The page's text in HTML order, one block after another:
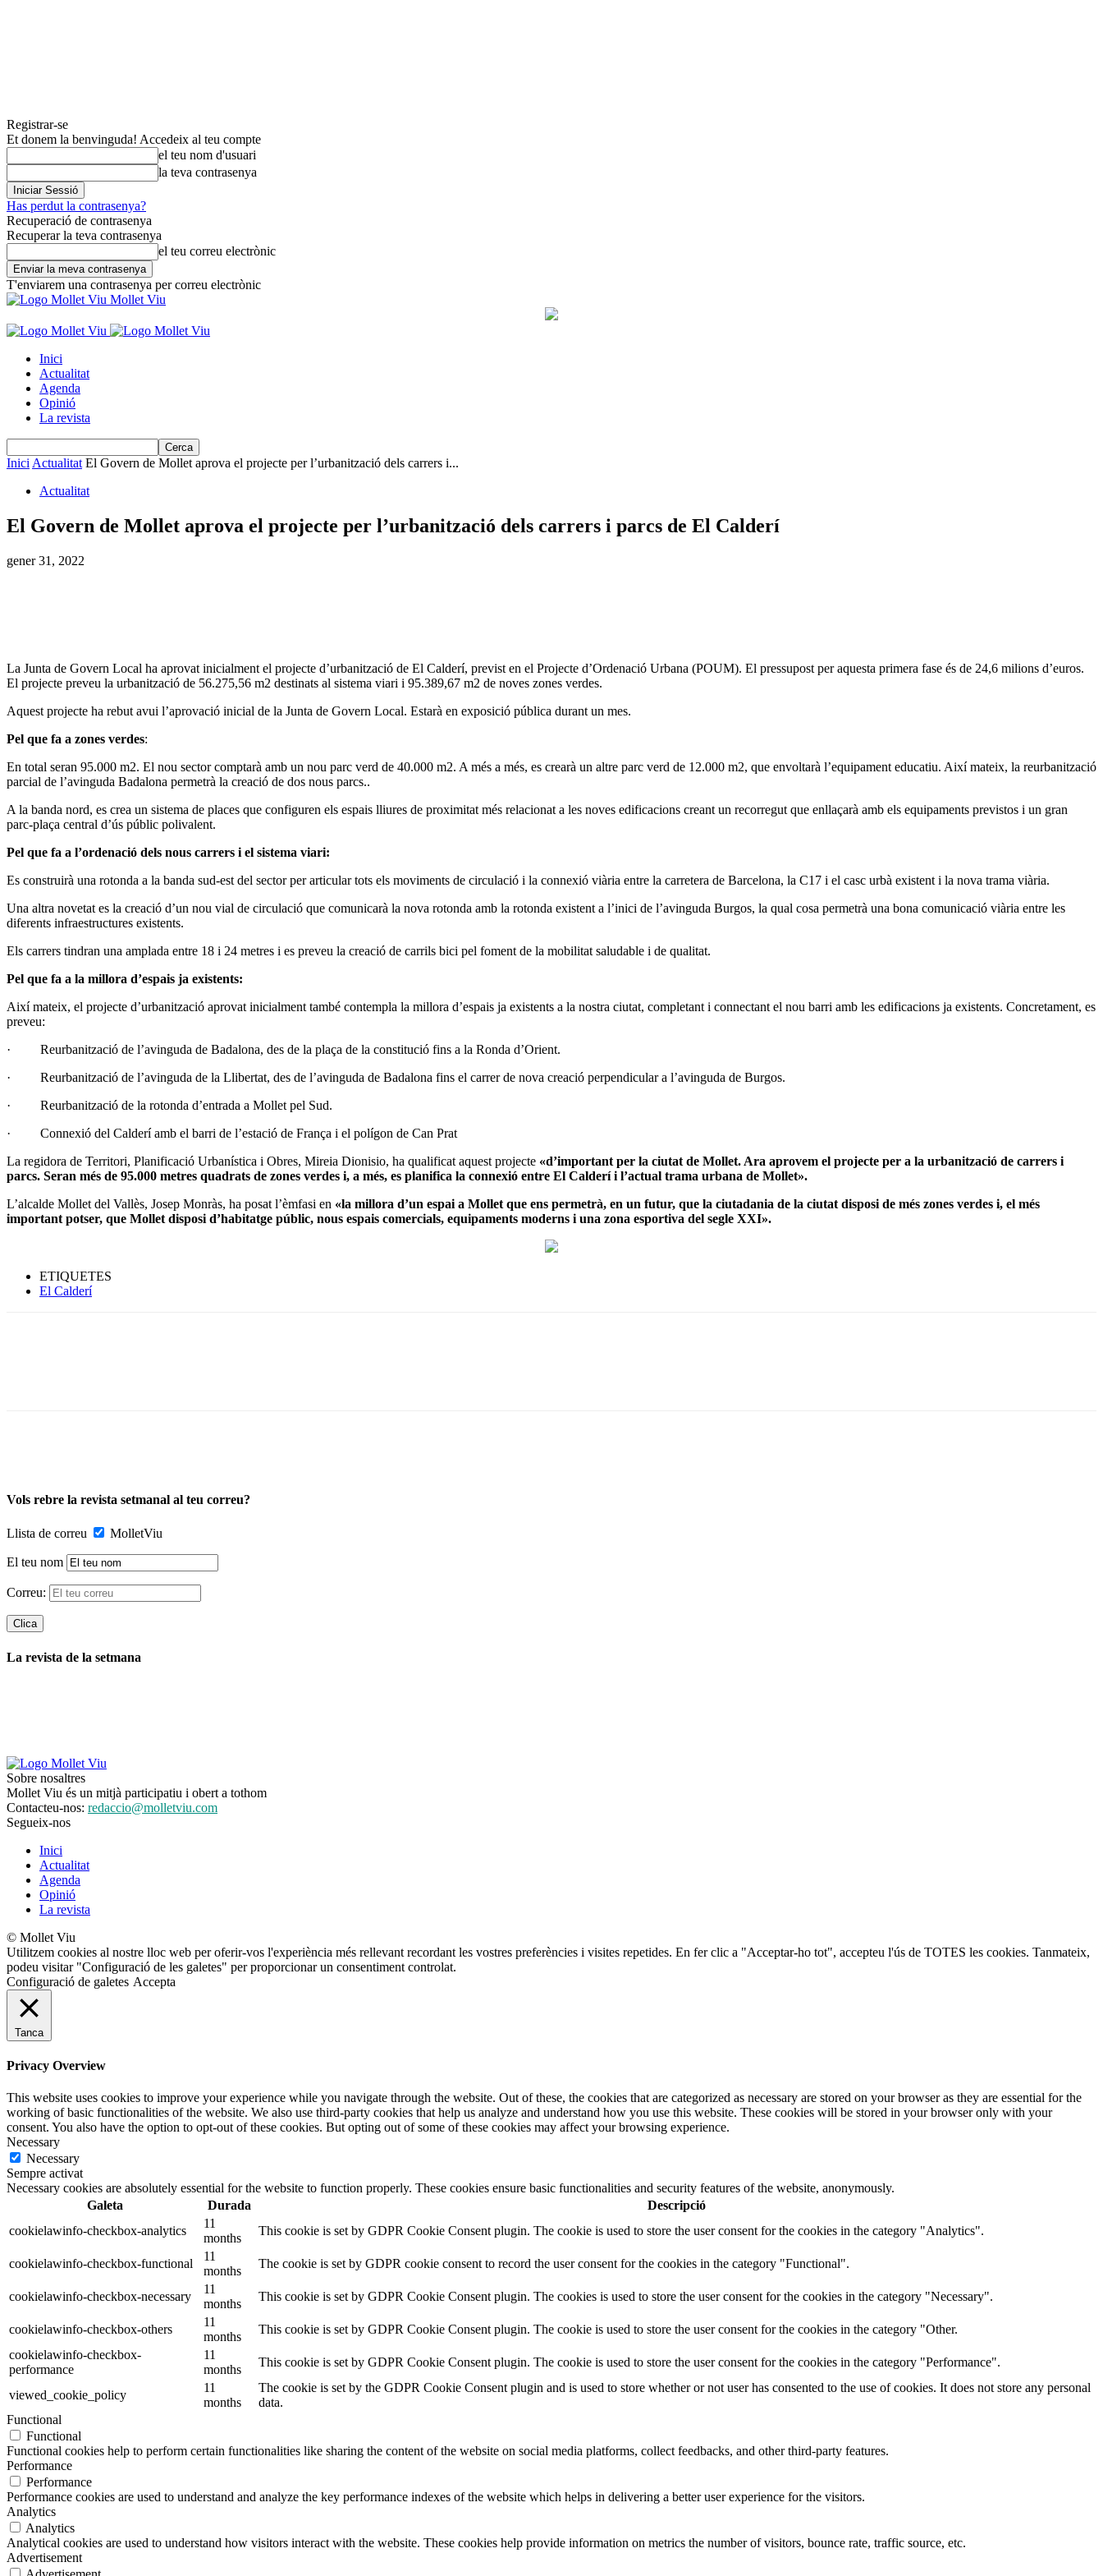
Registrar-se
Et donem la benvinguda! Accedeix al teu compte
el teu nom d'usuari
la teva contrasenya
Has perdut la contrasenya?
Recuperació de contrasenya
Recuperar la teva contrasenya
el teu correu electrònic
T'enviarem una contrasenya per correu electrònic
Mollet Viu
Inici
Actualitat
Agenda
Opinió
La revista
Inici Actualitat El Govern de Mollet aprova el projecte per l’urbanització dels carrers i...
Actualitat
El Govern de Mollet aprova el projecte per l’urbanització dels carrers i parcs de El Calderí
gener 31, 2022
La Junta de Govern Local ha aprovat inicialment el projecte d’urbanització de El Calderí, previst en el Projecte d’Ordenació Urbana (POUM). El pressupost per aquesta primera fase és de 24,6 milions d’euros.
El projecte preveu la urbanització de 56.275,56 m2 destinats al sistema viari i 95.389,67 m2 de noves zones verdes.
Aquest projecte ha rebut avui l’aprovació inicial de la Junta de Govern Local. Estarà en exposició pública durant un mes.
Pel que fa a zones verdes:
En total seran 95.000 m2. El nou sector comptarà amb un nou parc verd de 40.000 m2. A més a més, es crearà un altre parc verd de 12.000 m2, que envoltarà l’equipament educatiu. Així mateix, la reurbanització
parcial de l’avinguda Badalona permetrà la creació de dos nous parcs..
A la banda nord, es crea un sistema de places que configuren els espais lliures de proximitat més relacionat a les noves edificacions creant un recorregut que enllaçarà amb els equipaments previstos i un gran
parc-plaça central d’ús públic polivalent.
Pel que fa a l’ordenació dels nous carrers i el sistema viari:
Es construirà una rotonda a la banda sud-est del sector per articular tots els moviments de circulació i la connexió viària entre la carretera de Barcelona, la C17 i el casc urbà existent i la nova trama viària.
Una altra novetat es la creació d’un nou vial de circulació que comunicarà la nova rotonda amb la rotonda existent a l’inici de l’avinguda Burgos, la qual cosa permetrà una bona comunicació viària entre les
diferents infraestructures existents.
Els carrers tindran una amplada entre 18 i 24 metres i es preveu la creació de carrils bici pel foment de la mobilitat saludable i de qualitat.
Pel que fa a la millora d’espais ja existents:
Així mateix, el projecte d’urbanització aprovat inicialment també contempla la millora d’espais ja existents a la nostra ciutat, completant i connectant el nou barri amb les edificacions ja existents. Concretament, es
preveu:
· Reurbanització de l’avinguda de Badalona, des de la plaça de la constitució fins a la Ronda d’Orient.
· Reurbanització de l’avinguda de la Llibertat, des de l’avinguda de Badalona fins el carrer de nova creació perpendicular a l’avinguda de Burgos.
· Reurbanització de la rotonda d’entrada a Mollet pel Sud.
· Connexió del Calderí amb el barri de l’estació de França i el polígon de Can Prat
La regidora de Territori, Planificació Urbanística i Obres, Mireia Dionisio, ha qualificat aquest projecte «d’important per la ciutat de Mollet. Ara aprovem el projecte per a la urbanització de carrers i
parcs. Seran més de 95.000 metres quadrats de zones verdes i, a més, es planifica la connexió entre El Calderí i l’actual trama urbana de Mollet».
L’alcalde Mollet del Vallès, Josep Monràs, ha posat l’èmfasi en «la millora d’un espai a Mollet que ens permetrà, en un futur, que la ciutadania de la ciutat disposi de més zones verdes i, el més
important potser, que Mollet disposi d’habitatge públic, nous espais comercials, equipaments moderns i una zona esportiva del segle XXI».
ETIQUETES
El Calderí
Vols rebre la revista setmanal al teu correu?
Llista de correu MolletViu
El teu nom
Correu:
La revista de la setmana
Sobre nosaltres
Mollet Viu és un mitjà participatiu i obert a tothom
Contacteu-nos: redaccio@molletviu.com
Segueix-nos
Inici
Actualitat
Agenda
Opinió
La revista
© Mollet Viu
Utilitzem cookies al nostre lloc web per oferir-vos l'experiència més rellevant recordant les vostres preferències i visites repetides. En fer clic a "Acceptar-ho tot", accepteu l'ús de TOTES les cookies. Tanmateix,
podeu visitar "Configuració de les galetes" per proporcionar un consentiment controlat.
Configuració de galetes Accepta
Tanca
Privacy Overview
This website uses cookies to improve your experience while you navigate through the website. Out of these, the cookies that are categorized as necessary are stored on your browser as they are essential for the
working of basic functionalities of the website. We also use third-party cookies that help us analyze and understand how you use this website. These cookies will be stored in your browser only with your
consent. You also have the option to opt-out of these cookies. But opting out of some of these cookies may affect your browsing experience.
Necessary
Necessary
Sempre activat
Necessary cookies are absolutely essential for the website to function properly. These cookies ensure basic functionalities and security features of the website, anonymously.
Galeta
Durada
Descripció
cookielawinfo-checkbox-analytics
11
months
This cookie is set by GDPR Cookie Consent plugin. The cookie is used to store the user consent for the cookies in the category "Analytics".
cookielawinfo-checkbox-functional
11
months
The cookie is set by GDPR cookie consent to record the user consent for the cookies in the category "Functional".
cookielawinfo-checkbox-necessary
11
months
This cookie is set by GDPR Cookie Consent plugin. The cookies is used to store the user consent for the cookies in the category "Necessary".
cookielawinfo-checkbox-others
11
months
This cookie is set by GDPR Cookie Consent plugin. The cookie is used to store the user consent for the cookies in the category "Other.
cookielawinfo-checkbox-
performance
11
months
This cookie is set by GDPR Cookie Consent plugin. The cookie is used to store the user consent for the cookies in the category "Performance".
viewed_cookie_policy
11
months
The cookie is set by the GDPR Cookie Consent plugin and is used to store whether or not user has consented to the use of cookies. It does not store any personal
data.
Functional
Functional
Functional cookies help to perform certain functionalities like sharing the content of the website on social media platforms, collect feedbacks, and other third-party features.
Performance
Performance
Performance cookies are used to understand and analyze the key performance indexes of the website which helps in delivering a better user experience for the visitors.
Analytics
Analytics
Analytical cookies are used to understand how visitors interact with the website. These cookies help provide information on metrics the number of visitors, bounce rate, traffic source, etc.
Advertisement